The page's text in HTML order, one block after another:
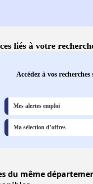
liés à votre
Accédez à vos
Mes alertes emploi
Ma sélection d’offres
du même